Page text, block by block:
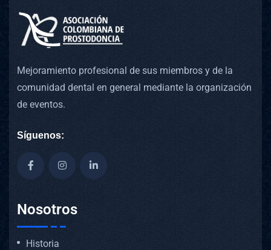
Mejoramiento profesional de sus miembros y de la
comunidad dental en general mediante la organización
de eventos.
Síguenos:
Nosotros
Historia